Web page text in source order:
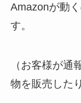
Amazonが動
す。
（お客様が通
物を販売した